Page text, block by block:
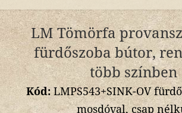
LM Tömörfa
fürdőszoba bútor,
több színben
Kód:LMPS543+SINK-OV
mosdóval, csap